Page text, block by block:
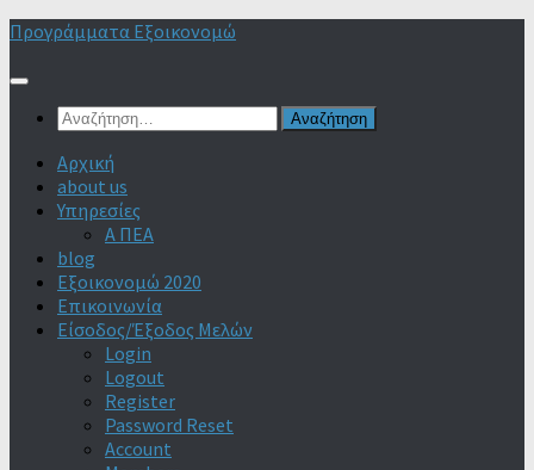
Skip
content
Προγράμματα Εξοικονομώ
Αναζήτηση
Αρχική
about us
Υπηρεσίες
Α ΠΕΑ
blog
Εξοικονομώ 2020
Επικοινωνία
Είσοδος/Έξοδος Μελών
Login
Logout
Register
Password Reset
Account